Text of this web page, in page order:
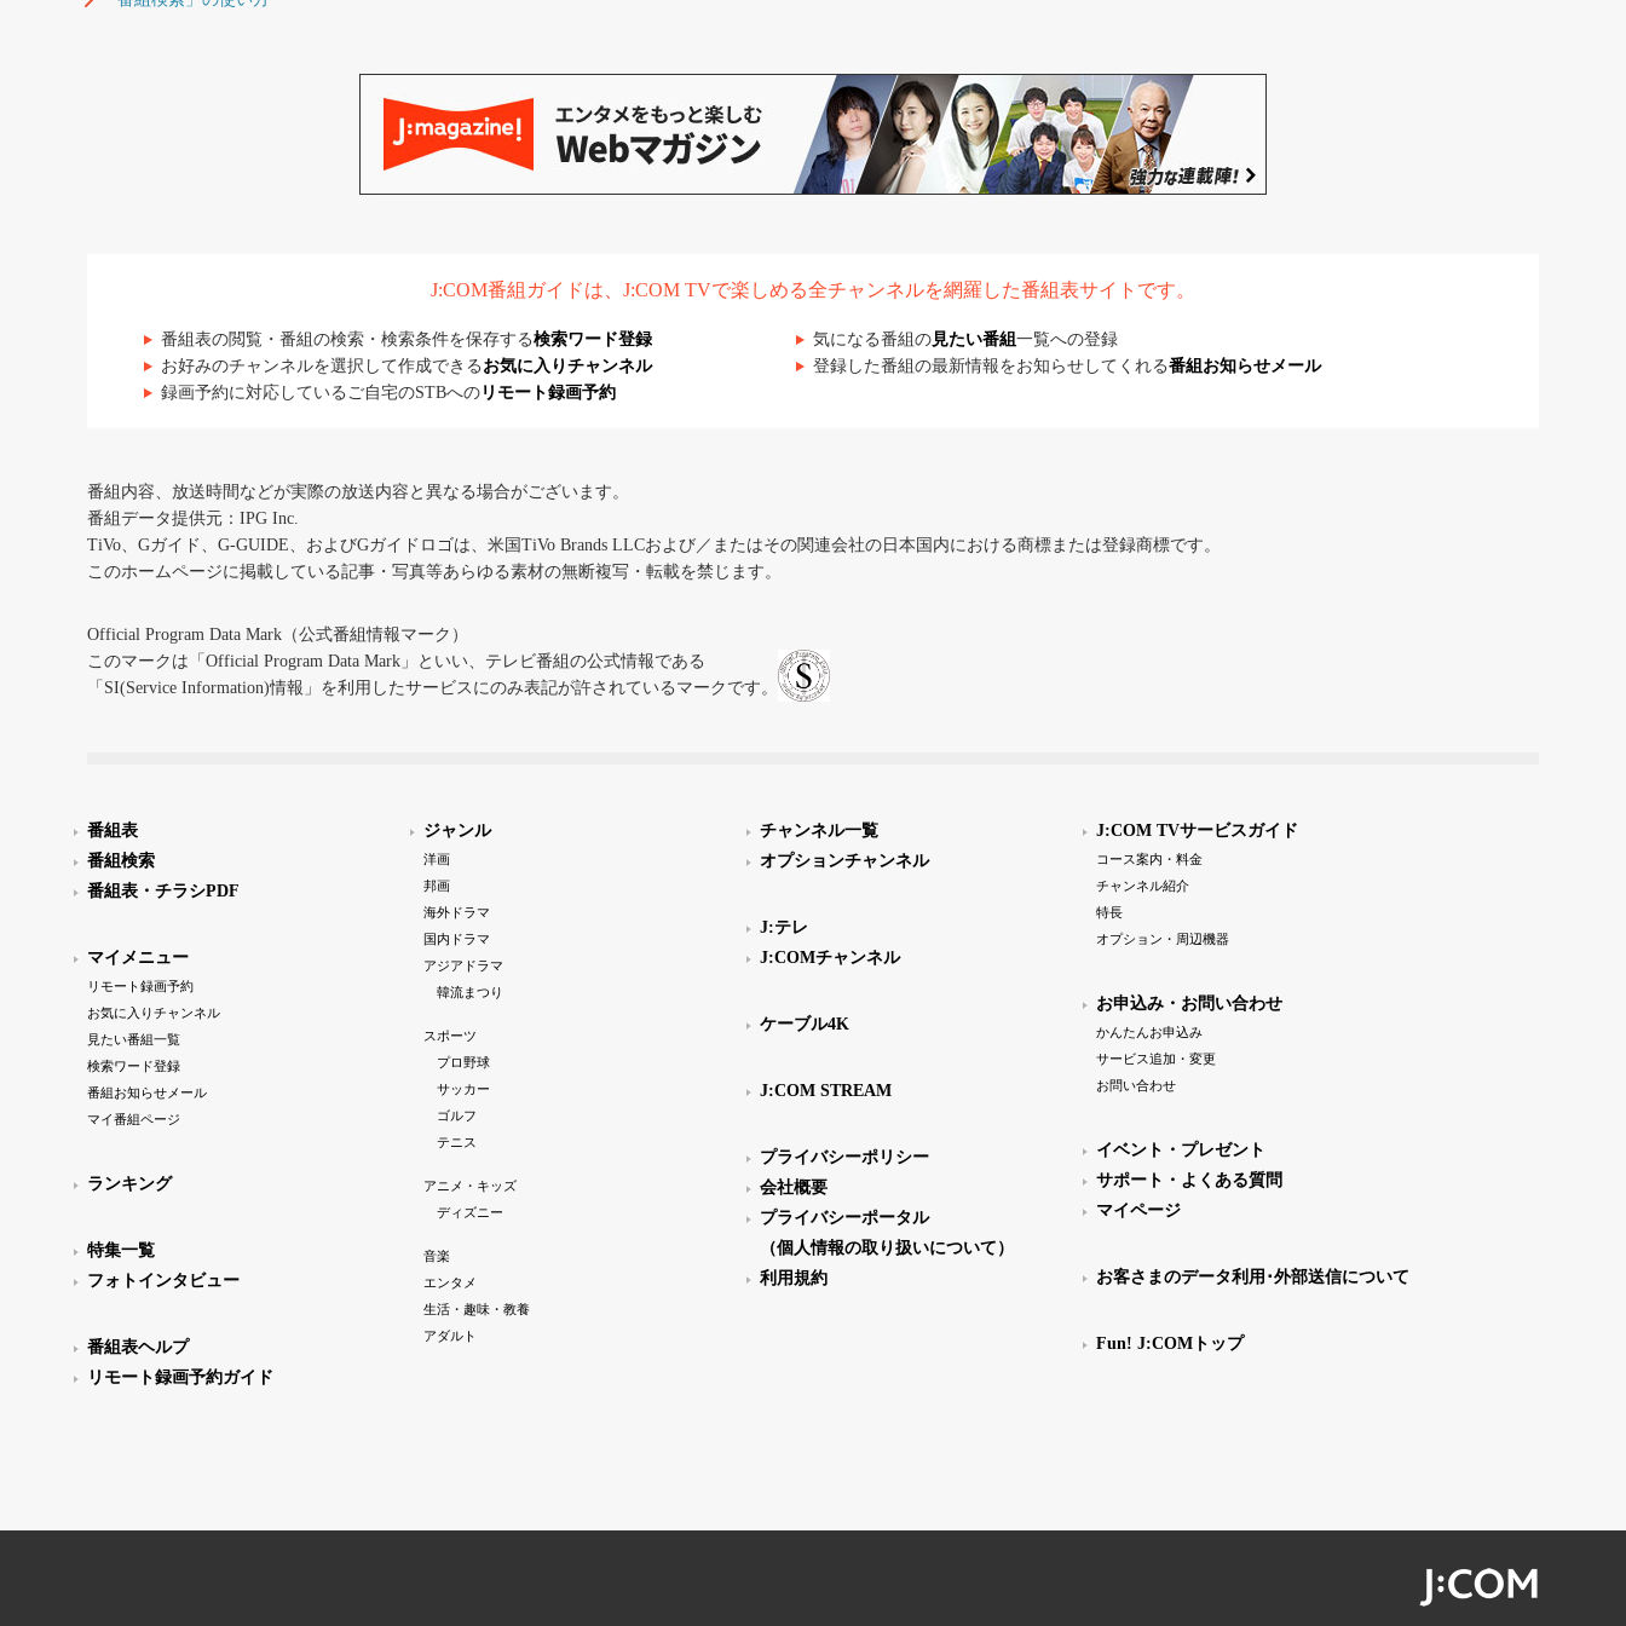
J:COM番組ガイドは、J:COM TVで楽しめる全チャンネルを網羅した番組表サイトです。
番組表の閲覧・番組の検索・検索条件を保存する検索ワード登録 気になる番組の見たい番組 一覧への登録
お好みのチャンネルを選択して作成できる お気に入りチャンネル 登録した番組の最新情報をお知らせしてくれる番組お知らせメール
録画予約に対応しているご自宅のSTBへの リモート録画予約
番組内容、放送時間などが実際の放送内容と異なる場合がございます。
番組データ提供元：IPG Inc.
TiVo、Gガイド、G-GUIDE、およびGガイドロゴは、米国TiVo Brands LLCおよび／またはその関連会社の日本国内における商標または登録商標です。
このホームページに掲載している記事・写真等あらゆる素材の無断複写・転載を禁じます。
Official Program Data Mark（公式番組情報マーク）
このマークは「Official Program Data Mark」といい、テレビ番組の公式情報である
「SI(Service Information)情報」を利用したサービスにのみ表記が許されているマークです。
番組表
番組検索
番組表・チラシPDF
マイメニュー
リモート録画予約
お気に入りチャンネル
見たい番組一覧
検索ワード登録
番組お知らせメール
マイ番組ページ
ランキング
特集一覧
フォトインタビュー
番組表ヘルプ
リモート録画予約ガイド
ジャンル
洋画
邦画
海外ドラマ
国内ドラマ
アジアドラマ
韓流まつり
スポーツ
プロ野球
サッカー
ゴルフ
テニス
アニメ・キッズ
ディズニー
音楽
エンタメ
生活・趣味・教養
アダルト
チャンネル一覧
オプションチャンネル
J:テレ
J:COMチャンネル
ケーブル4K
J:COM STREAM
プライバシーポリシー
会社概要
プライバシーポータル
（個人情報の取り扱いについて）
利用規約
J:COM TVサービスガイド
コース案内・料金
チャンネル紹介
特長
オプション・周辺機器
お申込み・お問い合わせ
かんたんお申込み
サービス追加・変更
お問い合わせ
イベント・プレゼント
サポート・よくある質問
マイページ
お客さまのデータ利用･外部送信について
Fun! J:COMトップ